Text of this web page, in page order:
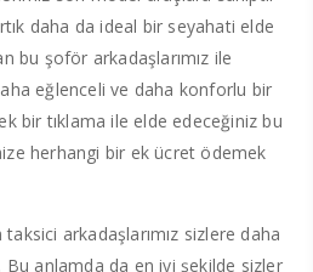
daha da ideal bir seyahati elde
bu şoför arkadaşlarımız ile
eğlenceli ve daha konforlu bir
bir tıklama ile elde edeceğiniz bu
herhangi bir ek ücret ödemek
arkadaşlarımız sizlere daha
anlamda da en iyi şekilde sizler